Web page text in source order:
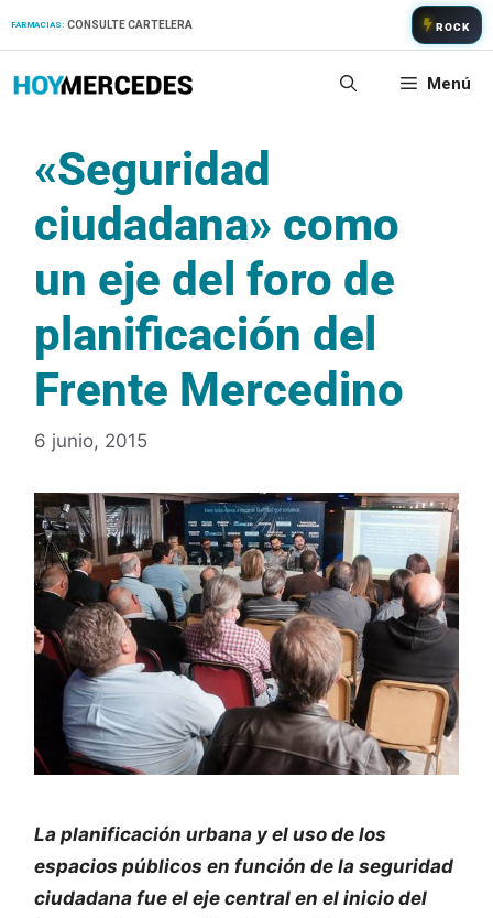
FARMACIAS: CONSULTE CARTELERA ROCK
Menú
«Seguridad
ciudadana» como
un eje del foro de
planificación del
Frente Mercedino
6 junio, 2015
La planificación urbana y el uso de los
espacios públicos en función de la seguridad
ciudadana fue el eje central en el inicio del